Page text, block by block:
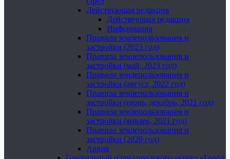
Действующая редакция
Действующая редакция
Информация
Правила землепользования и
застройки (2023 год)
Правила землепользования и
застройки (май, 2023 год)
Правила землепользования и
застройки (август, 2022 год)
Правила землепользования и
застройки (июнь, декабрь, 2021 год)
Правила землепользования и
застройки (январь, 2021 год)
Правила землепользования и
застройки (2020 год)
Архив